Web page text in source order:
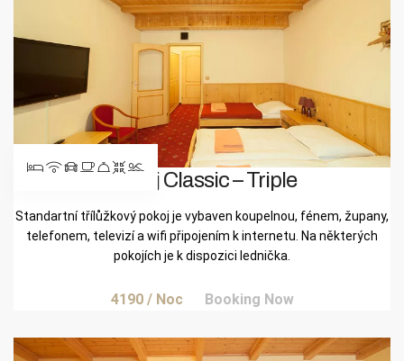
Pokoj Classic – Triple
Standartní třílůžkový pokoj je vybaven koupelnou, fénem, župany,
telefonem, televizí a wifi připojením k internetu. Na některých
pokojích je k dispozici lednička.
4190 / Noc Booking Now